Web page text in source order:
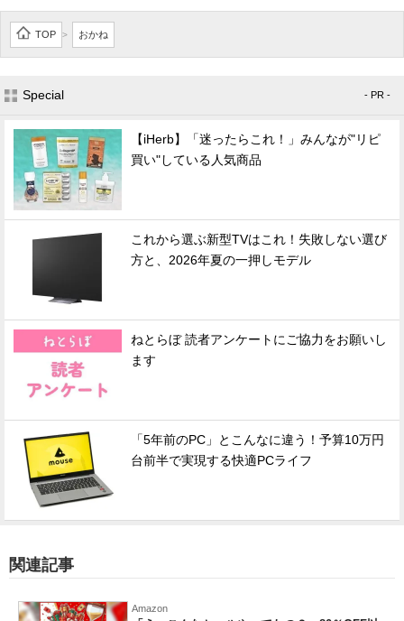
TOP > おかね
Special - PR -
【iHerb】「迷ったらこれ！」みんなが"リピ
買い"している人気商品
これから選ぶ新型TVはこれ！失敗しない選び
方と、2026年夏の一押しモデル
ねとらぼ 読者アンケートにご協力をお願いし
ます
「5年前のPC」とこんなに違う！予算10万円
台前半で実現する快適PCライフ
関連記事
Amazon